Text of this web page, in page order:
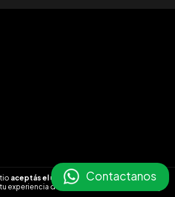
aceptás el uso de
experiencia de compra. ENTENDIDO
Contactanos